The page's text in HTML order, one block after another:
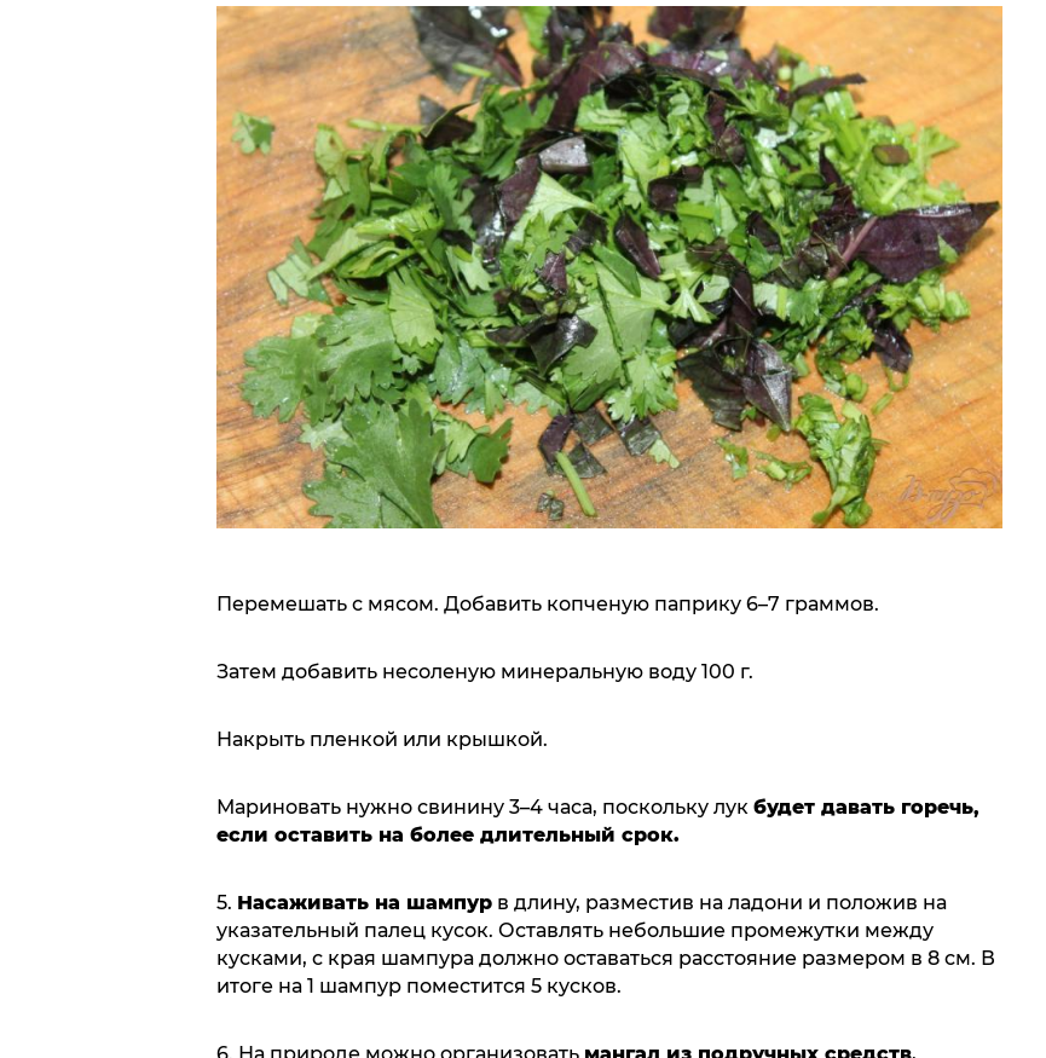
Перемешать с мясом. Добавить копченую паприку 6–7 граммов.
Затем добавить несоленую минеральную воду 100 г.
Накрыть пленкой или крышкой.
Мариновать нужно свинину 3–4 часа, поскольку лук будет давать горечь,
если оставить на более длительный срок.
5. Насаживать на шампурв длину, разместив на ладони и положив на
указательный палец кусок. Оставлять небольшие промежутки между
кусками, с края шампура должно оставаться расстояние размером в 8 см. В
итоге на 1 шампур поместится 5 кусков.